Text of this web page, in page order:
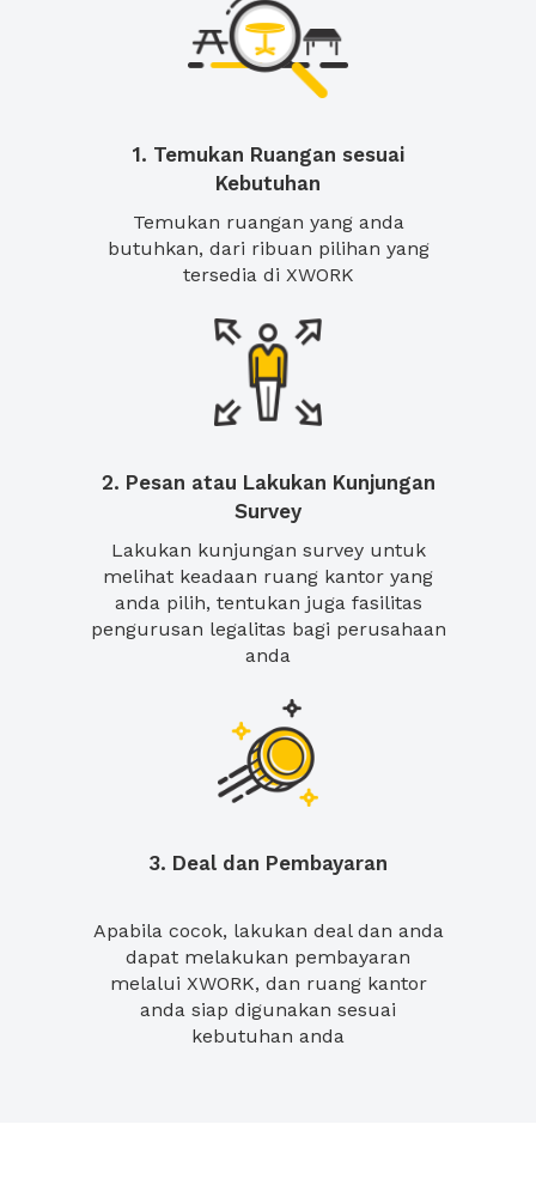
1. Temukan Ruangan sesuai
Kebutuhan
Temukan ruangan yang anda
butuhkan, dari ribuan pilihan yang
tersedia di XWORK
2. Pesan atau Lakukan Kunjungan
Survey
Lakukan kunjungan survey untuk
melihat keadaan ruang kantor yang
anda pilih, tentukan juga fasilitas
pengurusan legalitas bagi perusahaan
anda
3. Deal dan Pembayaran
Apabila cocok, lakukan deal dan anda
dapat melakukan pembayaran
melalui XWORK, dan ruang kantor
anda siap digunakan sesuai
kebutuhan anda